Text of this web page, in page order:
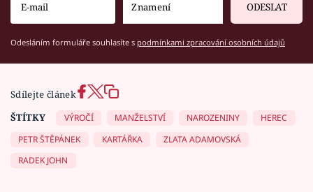
ODESLAT
Odesláním formuláře souhlasíte s podmínkami zpracování osobních údajů
Sdílejte článek
ŠTÍTKY
VÝROČÍ MANŽELSTVÍ NAROZENINY
HEREC
PETR ŠTĚPÁNEK
KARTÁŘKA
ZLATA ADAMOVSKÁ
RADEK JOHN